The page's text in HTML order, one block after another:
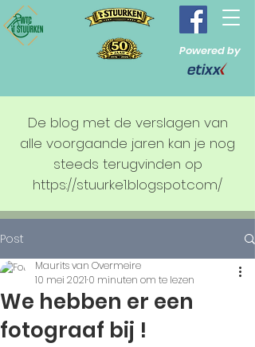
Powered by
De blog met de verslagen van
alle voorgaande jaren kan je nog
steeds terugvinden op
https://stuurke1.blogspot.com/
Post
We hebben er een
fotograaf bij !
Maurits van Overmeire
10 mei 2021 0 minuten om te lezen